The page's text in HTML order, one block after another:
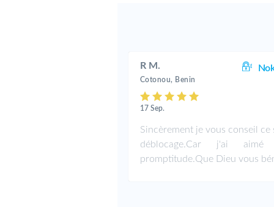
R M.
Cotonou, Benin
17 Sep.
Sincèrement je vous conseil ce
déblocage.Car j'ai aimé
promptitude.Que Dieu vous